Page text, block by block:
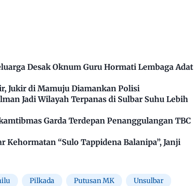
Desak Oknum Guru Hormati Lembaga Adat
Jukir di Mamuju Diamankan Polisi
Jadi Wilayah Terpanas di Sulbar Suhu Lebih
Garda Terdepan Penanggulangan TBC
Kehormatan “Sulo Tappidena Balanipa”, Janji
Pilkada Putusan MK Unsulbar